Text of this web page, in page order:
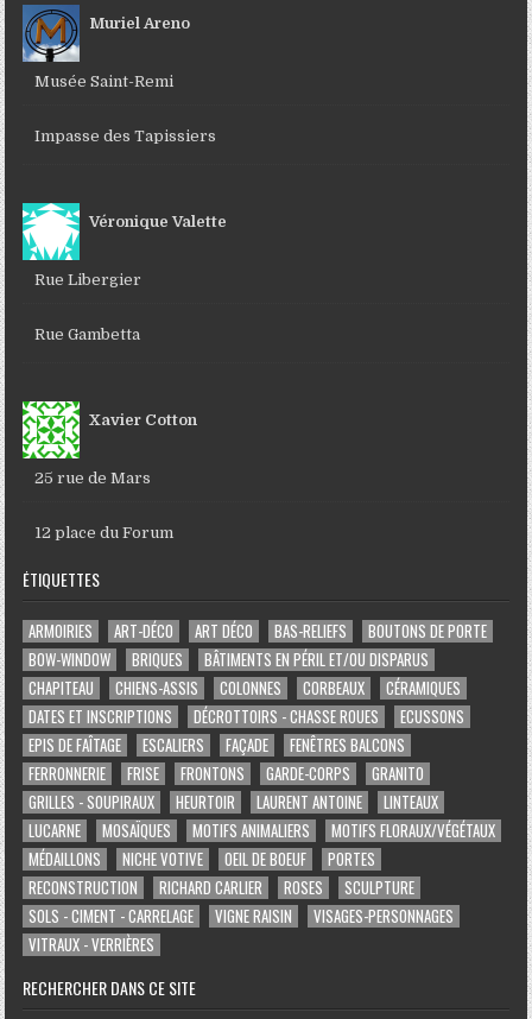
Muriel Areno
Musée Saint-Remi
Impasse des Tapissiers
Véronique Valette
Rue Libergier
Rue Gambetta
Xavier Cotton
25 rue de Mars
12 place du Forum
ÉTIQUETTES
ARMOIRIES ART-DÉCO ART DÉCO BAS-RELIEFS
BOUTONS DE PORTE
BOW-WINDOW
BRIQUES
BÂTIMENTS EN PÉRIL ET/OU DISPARUS
CHAPITEAU
CHIENS-ASSIS COLONNES CORBEAUX
CÉRAMIQUES
DATES ET INSCRIPTIONS
DÉCROTTOIRS - CHASSE ROUES
ECUSSONS
EPIS DE FAÎTAGE
ESCALIERS FAÇADE
FENÊTRES BALCONS
FERRONNERIE
FRISE FRONTONS GARDE-CORPS
GRANITO
GRILLES - SOUPIRAUX
HEURTOIR LAURENT ANTOINE
LINTEAUX
LUCARNE
MOSAÏQUES MOTIFS ANIMALIERS
MOTIFS FLORAUX/VÉGÉTAUX
MÉDAILLONS
NICHE VOTIVE OEIL DE BOEUF
PORTES
RECONSTRUCTION
RICHARD CARLIER ROSES
SCULPTURE
SOLS - CIMENT - CARRELAGE
VIGNE RAISIN
VISAGES-PERSONNAGES
VITRAUX - VERRIÈRES
RECHERCHER DANS CE SITE